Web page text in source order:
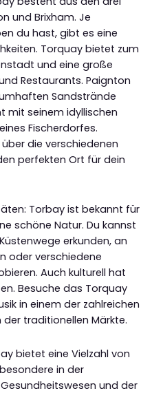
und Brixham. Je
du hast, gibt es eine
Torquay bietet zum
und eine große
Restaurants. Paignton
Sandstrände
mit seinem idyllischen
Fischerdorfes.
die verschiedenen
perfekten Ort für dein
Torbay ist bekannt für
schöne Natur. Du kannst
erkunden, an
oder verschiedene
Auch kulturell hat
Besuche das Torquay
in einem der zahlreichen
traditionellen Märkte.
bietet eine Vielzahl von
in der
und der